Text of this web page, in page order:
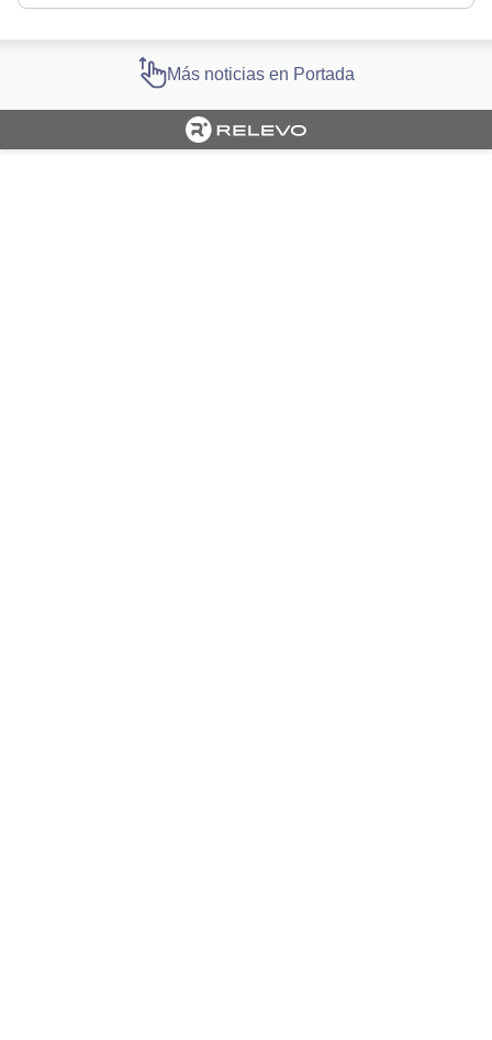
Más noticias en Portada